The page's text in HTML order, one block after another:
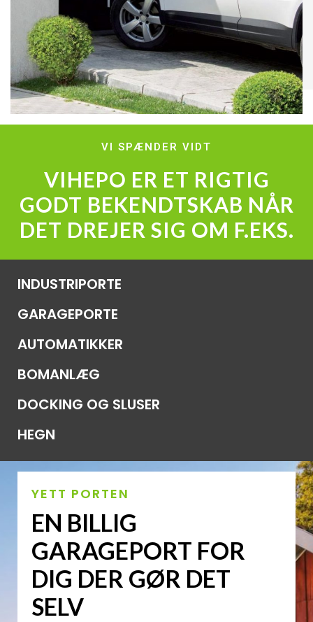
VI SPÆNDER VIDT
VIHEPO ER ET RIGTIG
GODT BEKENDTSKAB NÅR
DET DREJER SIG OM F.EKS.
INDUSTRIPORTE
GARAGEPORTE
AUTOMATIKKER
BOMANLÆG
DOCKING OG SLUSER
HEGN
YETT PORTEN
EN BILLIG
GARAGEPORT FOR
DIG DER GØR DET
SELV